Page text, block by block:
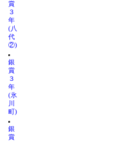
賞
３
年
(八
代
②)
銀
賞
３
年
(氷
川
町)
銀
賞